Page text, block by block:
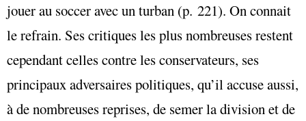
jouer au soccer avec un turban (p. 221). On connait
le refrain. Ses critiques les plus nombreuses restent
cependant celles contre les conservateurs, ses
principaux adversaires politiques, qu’il accuse aussi,
à de nombreuses reprises, de semer la division et de